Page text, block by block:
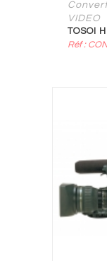
VIDEO
TOSOI
Réf :